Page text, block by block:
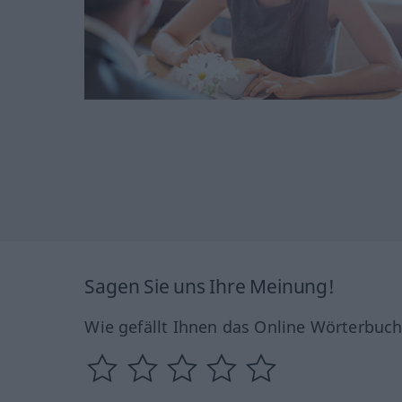
Sagen Sie uns Ihre Meinung!
Wie gefällt Ihnen das Online